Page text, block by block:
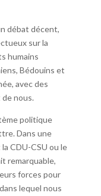
débat décent,
sur la
humains
Bédouins et
avec des
nous.
politique
Dans une
CDU-CSU ou le
remarquable,
forces pour
lequel nous